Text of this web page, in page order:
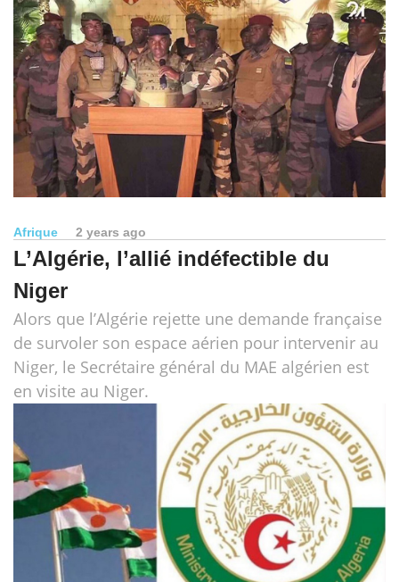
Afrique 2 years ago
L’Algérie, l’allié indéfectible du
Niger
Alors que l’Algérie rejette une demande française
de survoler son espace aérien pour intervenir au
Niger, le Secrétaire général du MAE algérien est
en visite au Niger.